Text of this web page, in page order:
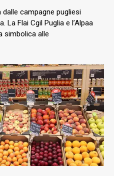
campagne pugliesi
La Flai Cgil Puglia e l’Alpaa
simbolica alle